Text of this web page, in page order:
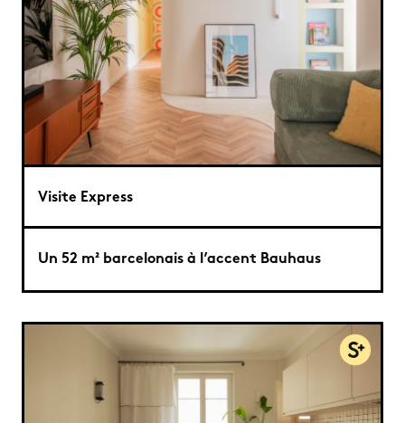
Visite Express
Un 52 m² barcelonais à l’accent Bauhaus